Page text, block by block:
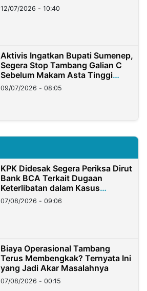
12/07/2026 - 10:40
Aktivis Ingatkan Bupati Sumenep,
Segera Stop Tambang Galian C
Sebelum Makam Asta Tinggi
Longsor
09/07/2026 - 08:05
KPK Didesak Segera Periksa Dirut
Bank BCA Terkait Dugaan
Keterlibatan dalam Kasus
Hilangnya Dana Nasabah Rp2,58
Miliar
07/08/2026 - 09:06
Biaya Operasional Tambang
Terus Membengkak? Ternyata Ini
yang Jadi Akar Masalahnya
07/08/2026 - 00:15